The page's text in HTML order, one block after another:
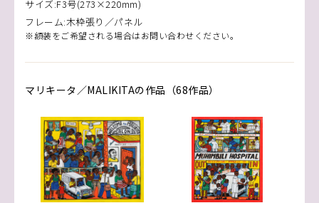
サイズ:F3号(273×220mm)
フレーム:木枠張り／パネル
※額装をご希望される場合はお問い合わせください。
マリキータ／MALIKITAの作品（68作品）